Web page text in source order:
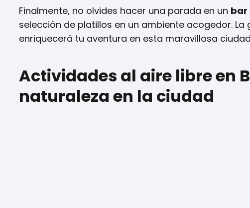
Finalmente, no olvides hacer una parada en un bar
selección de platillos en un ambiente acogedor.
enriquecerá tu aventura en esta maravillosa
Actividades al aire libre en
naturaleza en la ciudad